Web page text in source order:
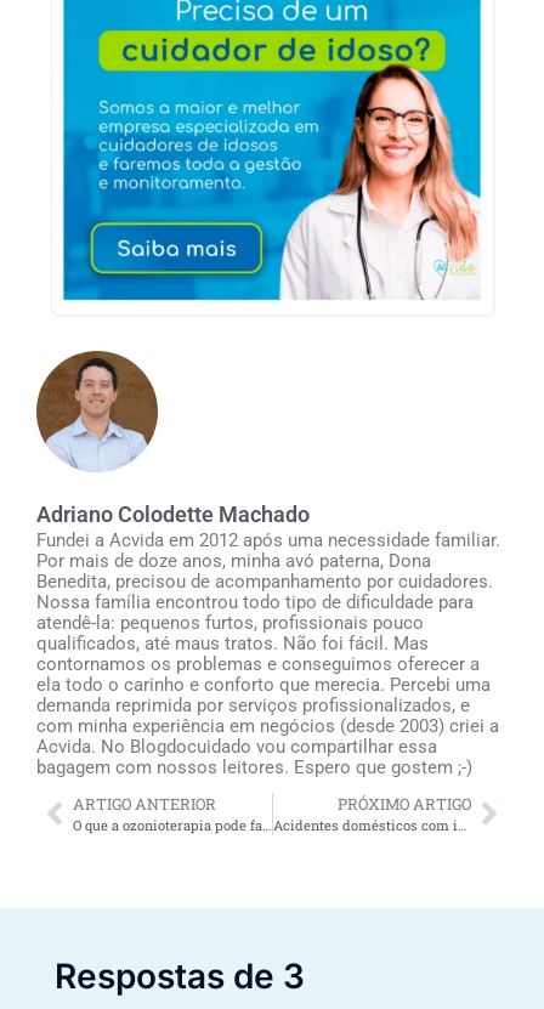
Adriano Colodette Machado
Fundei a Acvida em 2012 após uma necessidade familiar.
Por mais de doze anos, minha avó paterna, Dona
Benedita, precisou de acompanhamento por cuidadores.
Nossa família encontrou todo tipo de dificuldade para
atendê-la: pequenos furtos, profissionais pouco
qualificados, até maus tratos. Não foi fácil. Mas
contornamos os problemas e conseguimos oferecer a
ela todo o carinho e conforto que merecia. Percebi uma
demanda reprimida por serviços profissionalizados, e
com minha experiência em negócios (desde 2003) criei a
Acvida. No Blogdocuidado vou compartilhar essa
bagagem com nossos leitores. Espero que gostem ;-)
ARTIGO ANTERIOR PRÓXIMO ARTIGO
Respostas de 3